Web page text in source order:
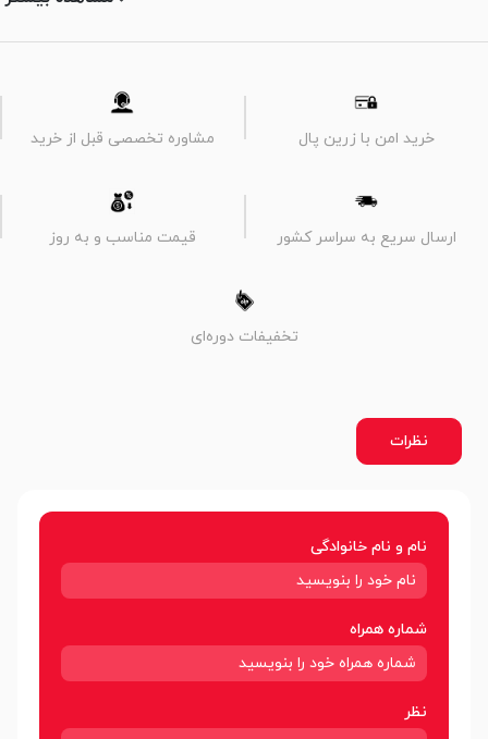
خرید امن با زرین پال مشاوره تخصصی قبل از خرید
ارسال سریع به سراسر کشور قیمت مناسب و به روز
تخفیفات دوره‌ای
نظرات
نام و نام خانوادگی
شماره همراه
نظر